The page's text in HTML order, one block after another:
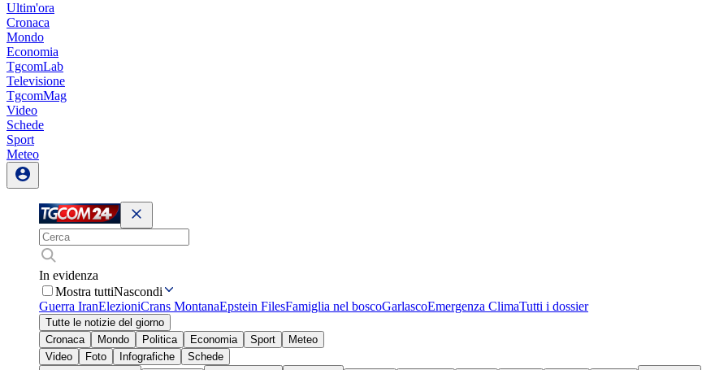
Ultim'ora
Cronaca
Mondo
Economia
TgcomLab
Televisione
TgcomMag
Video
Schede
Sport
Meteo
In evidenza
Mostra tuttiNascondi
Guerra IranElezioniCrans MontanaEpstein FilesFamiglia nel boscoGarlascoEmergenza ClimaTutti i dossier
Tutte le notizie del giorno
Cronaca
Mondo Politica Economia Sport
Meteo
Video
Foto Infografiche
Schede